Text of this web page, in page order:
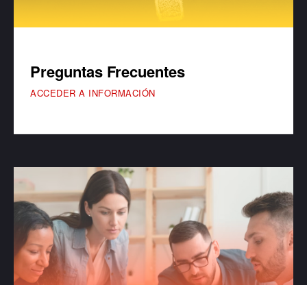
Preguntas Frecuentes
ACCEDER A INFORMACIÓN